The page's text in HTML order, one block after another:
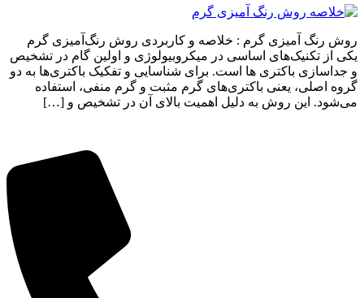
روش رنگ آمیزی گرم : خلاصه و کاربردی روش رنگ‌آمیزی گرم
یکی از تکنیک‌های اساسی در میکروبیولوژی و اولین گام در تشخیص
و جداسازی باکتری ها است. برای شناسایی و تفکیک باکتری‌ها به دو
گروه اصلی، یعنی باکتری‌های گرم مثبت و گرم منفی، استفاده
می‌شود. این روش به دلیل اهمیت بالای آن در تشخیص و […]